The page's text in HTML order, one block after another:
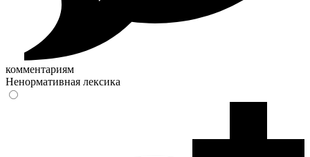
комментариям
Ненормативная лексика